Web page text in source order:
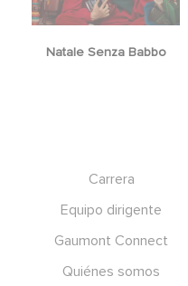
Natale Senza Babbo
Carrera
Equipo dirigente
Gaumont Connect
Quiénes somos